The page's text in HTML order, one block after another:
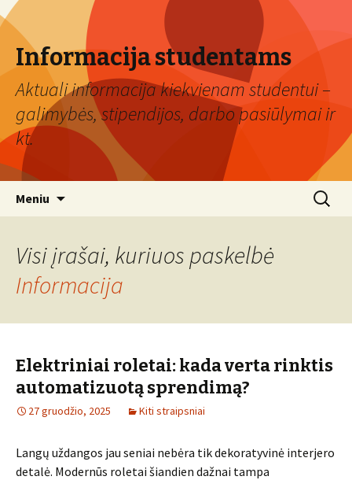
Informacija studentams
Aktuali informacija kiekvienam studentui –
galimybės, stipendijos, darbo pasiūlymai ir
kt.
Meniu Ieškoti:
Visi įrašai, kuriuos paskelbė
Informacija
Elektriniai roletai: kada verta rinktis
automatizuotą sprendimą?
27 gruodžio, 2025 Kiti straipsniai
Langų uždangos jau seniai nebėra tik dekoratyvinė interjero
detalė. Modernūs roletai šiandien dažnai tampa